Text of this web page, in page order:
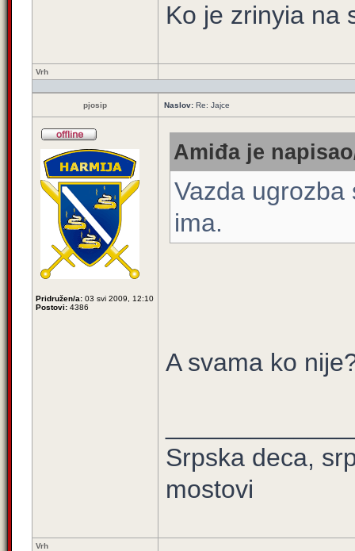
Ko je zrinyia na
Vrh
pjosip Naslov: Re: Jajce
Pridružen/a: 03 svi 2009, 12:10
Postovi: 4386
Amiđa je
Vazda ugrozba
ima.
A svama ko
Srpska deca,
mostovi
Vrh